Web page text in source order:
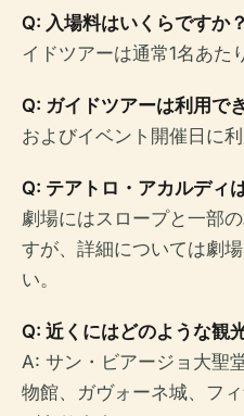
Q: 入場料はいくらですか？
イドツアーは通常1名あた
Q: ガイドツアーは利用で
およびイベント開催日に利
Q: テアトロ・アカルディ
劇場にはスロープと一部
すが、詳細については劇
い。
Q: 近くにはどのような観
A: サン・ビアージョ大聖
物館、ガヴォーネ城、フ